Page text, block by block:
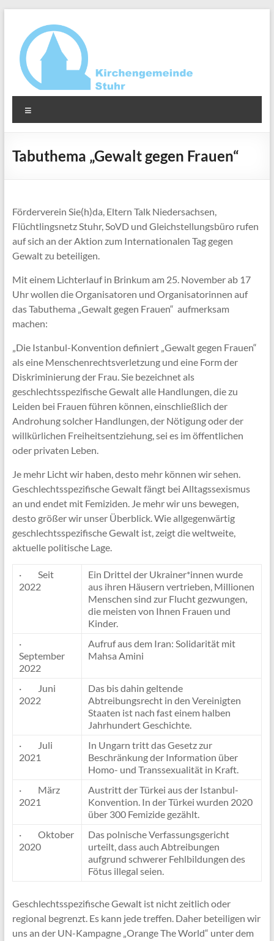
springen
Ev.-
luth.
Kirchengemeinde
Tabuthema „Gewalt gegen Frauen“
Förderverein Sie(h)da, Eltern Talk Niedersachsen,
Flüchtlingsnetz Stuhr, SoVD und Gleichstellungsbüro rufen
auf sich an der Aktion zum Internationalen Tag gegen
Gewalt zu beteiligen.
Mit einem Lichterlauf in Brinkum am 25. November ab 17
Uhr wollen die Organisatoren und Organisatorinnen auf
das Tabuthema „Gewalt gegen Frauen“ aufmerksam
machen:
„Die Istanbul-Konvention definiert „Gewalt gegen Frauen“
als eine Menschenrechtsverletzung und eine Form der
Diskriminierung der Frau. Sie bezeichnet als
geschlechtsspezifische Gewalt alle Handlungen, die zu
Leiden bei Frauen führen können, einschließlich der
Androhung solcher Handlungen, der Nötigung oder der
willkürlichen Freiheitsentziehung, sei es im öffentlichen
oder privaten Leben.
Je mehr Licht wir haben, desto mehr können wir sehen.
Geschlechtsspezifische Gewalt fängt bei Alltagssexismus
an und endet mit Femiziden. Je mehr wir uns bewegen,
desto größer wir unser Überblick. Wie allgegenwärtig
geschlechtsspezifische Gewalt ist, zeigt die weltweite,
aktuelle politische Lage.
· Seit
2022
Ein Drittel der Ukrainer*innen wurde
aus ihren Häusern vertrieben, Millionen
Menschen sind zur Flucht gezwungen,
die meisten von Ihnen Frauen und
Kinder.
·
September
2022
Aufruf aus dem Iran: Solidarität mit
Mahsa Amini
· Juni
2022
Das bis dahin geltende
Abtreibungsrecht in den Vereinigten
Staaten ist nach fast einem halben
Jahrhundert Geschichte.
· Juli
2021
In Ungarn tritt das Gesetz zur
Beschränkung der Information über
Homo- und Transsexualität in Kraft.
· März
2021
Austritt der Türkei aus der Istanbul-
Konvention. In der Türkei wurden 2020
über 300 Femizide gezählt.
· Oktober
2020
Das polnische Verfassungsgericht
urteilt, dass auch Abtreibungen
aufgrund schwerer Fehlbildungen des
Fötus illegal seien.
Geschlechtsspezifische Gewalt ist nicht zeitlich oder
regional begrenzt. Es kann jede treffen. Daher beteiligen wir
uns an der UN-Kampagne „Orange The World“ unter dem